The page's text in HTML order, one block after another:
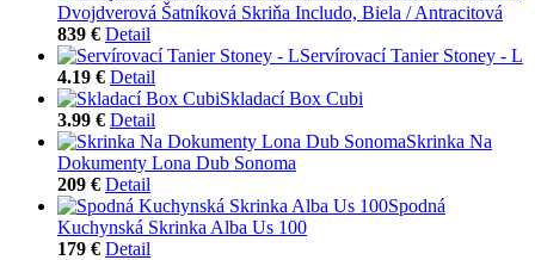
Dvojdverová Šatníková Skriňa Includo, Biela / Antracitová
839 € Detail
Servírovací Tanier Stoney - L
4.19 € Detail
Skladací Box Cubi
3.99 € Detail
Skrinka Na
Dokumenty Lona Dub Sonoma
209 € Detail
Spodná
Kuchynská Skrinka Alba Us 100
179 € Detail